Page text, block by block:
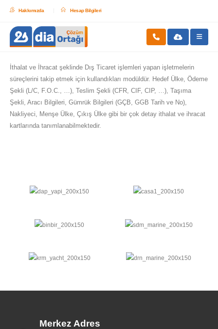
Hakkımızda Hesap Bilgileri
İthalat ve İhracat şeklinde Dış Ticaret işlemleri yapan işletmelerin
süreçlerini takip etmek için kullandıkları modüldür. Hedef Ülke, Ödeme
Şekli (L/C, F.O.C., …), Teslim Şekli (CFR, CIF, CIP, …), Taşıma
Şekli, Aracı Bilgileri, Gümrük Bilgileri (GÇB, GGB Tarih ve No),
Nakliyeci, Menşe Ülke, Çıkış Ülke gibi bir çok detay ithalat ve ihracat
kartlarında tanımlanabilmektedir.
Merkez Adres